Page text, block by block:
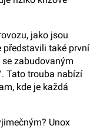
jako jsou
představili také první
zabudovaným
Tato trouba nabízí
kde je každá
Unox